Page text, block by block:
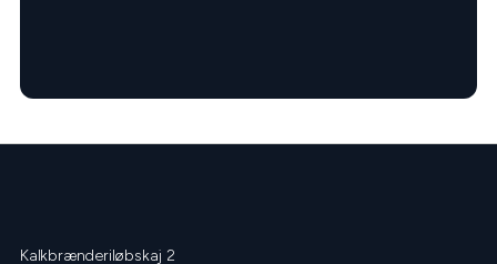
Kalkbrænderiløbskaj 2